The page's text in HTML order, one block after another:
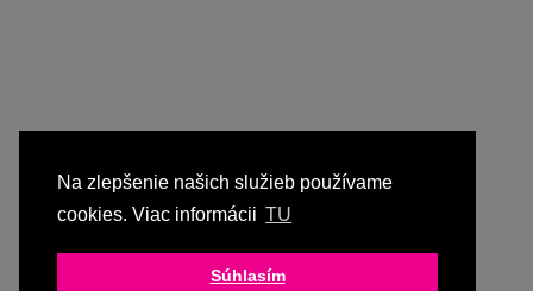
Na zlepšenie našich služieb používame
cookies. Viac informácii TU
Súhlasím